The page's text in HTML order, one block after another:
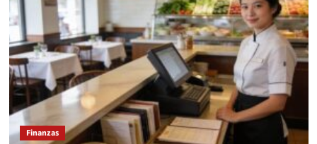
Finanzas